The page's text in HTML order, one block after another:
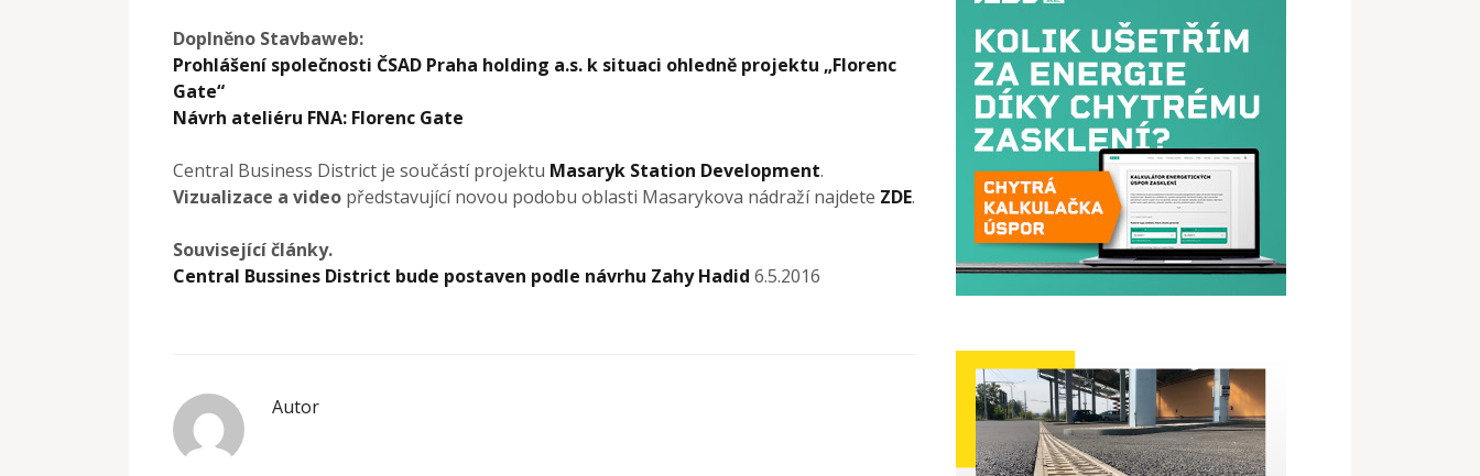
Doplněno Stavbaweb:
Prohlášení společnosti ČSAD Praha holding a.s. k situaci ohledně projektu „Florenc
Gate“
Návrh ateliéru FNA: Florenc Gate
Central Business District je součástí projektu Masaryk Station Development.
Vizualizace a video představující novou podobu oblasti Masarykova nádraží najdete ZDE.
Související články.
Central Bussines District bude postaven podle návrhu Zahy Hadid 6.5.2016
Autor